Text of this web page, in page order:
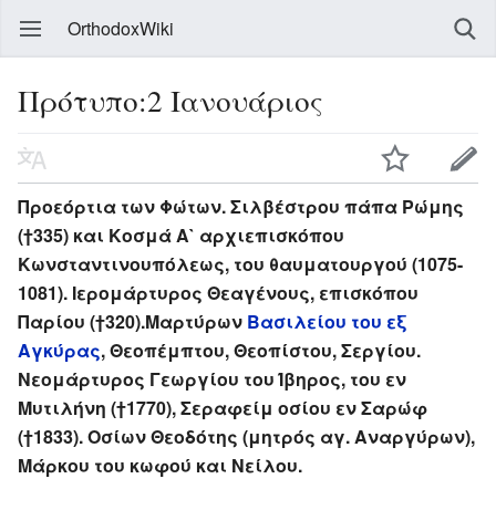
OrthodoxWiki
Πρότυπο:2 Ιανουάριος
Προεόρτια των Φώτων. Σιλβέστρου πάπα Ρώμης
(†335) και Κοσμά Α` αρχιεπισκόπου
Κωνσταντινουπόλεως, του θαυματουργού (1075-
1081). Ιερομάρτυρος Θεαγένους, επισκόπου
Παρίου (†320).Μαρτύρων Βασιλείου του εξ
Αγκύρας, Θεοπέμπτου, Θεοπίστου, Σεργίου.
Νεομάρτυρος Γεωργίου του Ίβηρος, του εν
Μυτιλήνη (†1770), Σεραφείμ οσίου εν Σαρώφ
(†1833). Οσίων Θεοδότης (μητρός αγ. Αναργύρων),
Μάρκου του κωφού και Νείλου.